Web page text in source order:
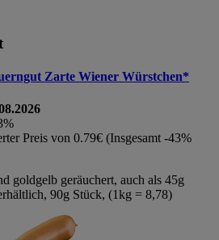
Zarte Wiener Würstchen*
Preis von 0.79€ (Insgesamt -43%
goldgelb geräuchert, auch als 45g
90g Stück, (1kg = 8,78)